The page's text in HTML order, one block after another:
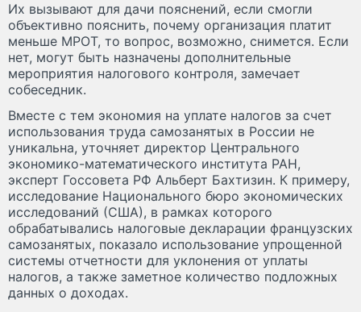
Их вызывают для дачи пояснений, если смогли
объективно пояснить, почему организация платит
меньше МРОТ, то вопрос, возможно, снимется. Если
нет, могут быть назначены дополнительные
мероприятия налогового контроля, замечает
собеседник.
Вместе с тем экономия на уплате налогов за счет
использования труда самозанятых в России не
уникальна, уточняет директор Центрального
экономико-математического института РАН,
эксперт Госсовета РФ Альберт Бахтизин. К примеру,
исследование Национального бюро экономических
исследований (США), в рамках которого
обрабатывались налоговые декларации французских
самозанятых, показало использование упрощенной
системы отчетности для уклонения от уплаты
налогов, а также заметное количество подложных
данных о доходах.